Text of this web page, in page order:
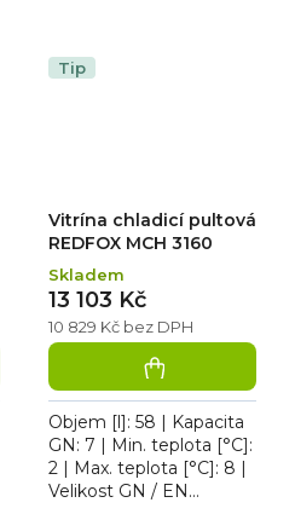
GVC38-150...
Tip
Vitrína chladicí pultová
REDFOX MCH 3160
Skladem
10 829 Kč bez DPH
13 103 Kč
Objem [l]: 58 | Kapacita
GN: 7 | Min. teplota [°C]:
2 | Max. teplota [°C]: 8 |
Velikost GN / EN